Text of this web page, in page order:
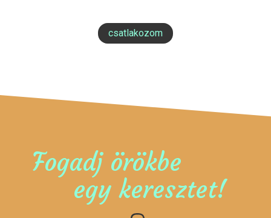
csatlakozom
Fogadj örökbe
egy keresztet!